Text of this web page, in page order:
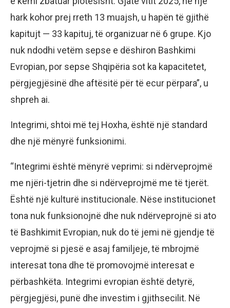
hark kohor prej rreth 13 muajsh, u hapën të gjithë
kapitujt — 33 kapituj, të organizuar në 6 grupe. Kjo
nuk ndodhi vetëm sepse e dëshiron Bashkimi
Evropian, por sepse Shqipëria sot ka kapacitetet,
përgjegjësinë dhe aftësitë për të ecur përpara”, u
shpreh ai.
Integrimi, shtoi më tej Hoxha, është një standard
dhe një mënyrë funksionimi.
“Integrimi është mënyrë veprimi: si ndërveprojmë
me njëri-tjetrin dhe si ndërveprojmë me të tjerët.
Është një kulturë institucionale. Nëse institucionet
tona nuk funksionojnë dhe nuk ndërveprojnë si ato
të Bashkimit Evropian, nuk do të jemi në gjendje të
veprojmë si pjesë e asaj familjeje, të mbrojmë
interesat tona dhe të promovojmë interesat e
përbashkëta. Integrimi evropian është detyrë,
përgjegjësi, punë dhe investim i gjithsecilit. Në